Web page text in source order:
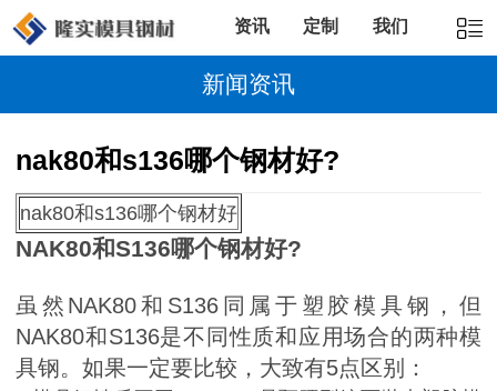
资讯 定制 我们
新闻资讯
nak80和s136哪个钢材好?
nak80和s136哪个钢材好
NAK80和S136哪个钢材好?
虽然NAK80和S136同属于塑胶模具钢，但
NAK80和S136是不同性质和应用场合的两种模
具钢。如果一定要比较，大致有5点区别：